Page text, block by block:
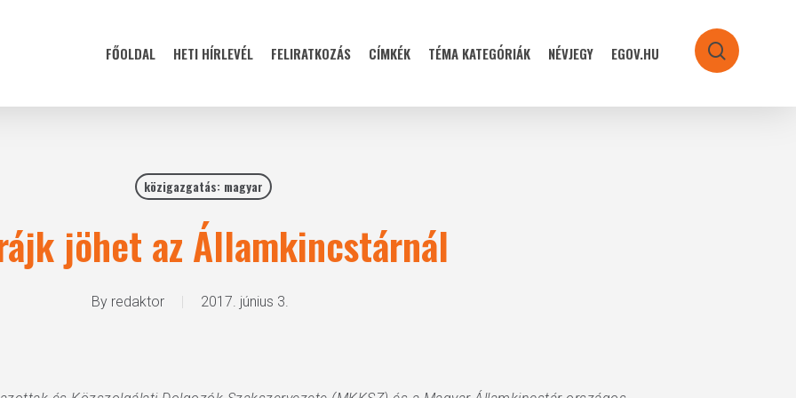
FŐOLDAL HETI HÍRLEVÉL FELIRATKOZÁS CÍMKÉK TÉMA KATEGÓRIÁK NÉVJEGY EGOV.HU search
közigazgatás: magyar
jöhet az Államkincstárnál
By redaktor 2017. június 3.